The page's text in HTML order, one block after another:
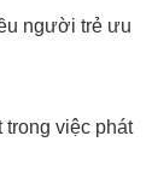
người trẻ ưu
trong việc phát